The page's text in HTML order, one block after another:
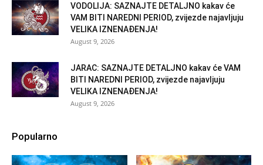
VODOLIJA: SAZNAJTE DETALJNO kakav će
VAM BITI NAREDNI PERIOD, zvijezde najavljuju
VELIKA IZNENAĐENJA!
August 9, 2026
JARAC: SAZNAJTE DETALJNO kakav će VAM
BITI NAREDNI PERIOD, zvijezde najavljuju
VELIKA IZNENAĐENJA!
August 9, 2026
Popularno